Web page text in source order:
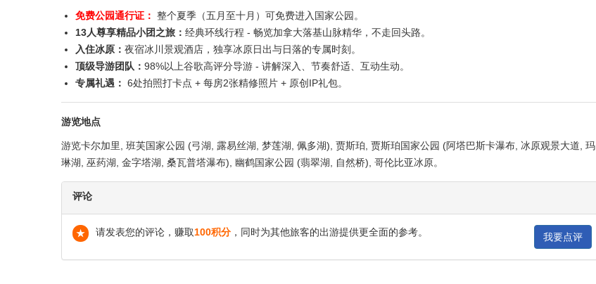
免费公园通行证： 整个夏季（五月至十月）可免费进入国家公园。
13人尊享精品小团之旅： 经典环线行程 - 畅览加拿大落基山脉精华，不走回头路。
入住冰原： 夜宿冰川景观酒店，独享冰原日出与日落的专属时刻。
顶级导游团队： 98%以上谷歌高评分导游 - 讲解深入、节奏舒适、互动生动。
专属礼遇： 6处拍照打卡点 + 每房2张精修照片 + 原创IP礼包。
游览地点
游览卡尔加里, 班芙国家公园 (弓湖, 露易丝湖, 梦莲湖, 佩多湖), 贾斯珀, 贾斯珀国家公园 (阿塔巴斯卡瀑布, 冰原观景大道, 玛
琳湖, 巫药湖, 金字塔湖, 桑瓦普塔瀑布), 幽鹤国家公园 (翡翠湖, 自然桥), 哥伦比亚冰原。
评论
★ 请发表您的评论，赚取100积分 ，同时为其他旅客的出游提供更全面的参考。 我要点评